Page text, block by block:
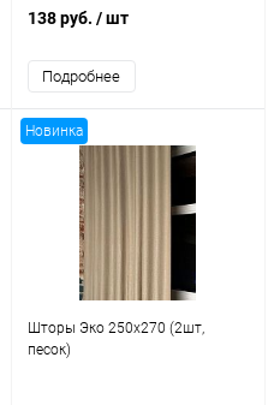
138 руб. / шт
Подробнее
Новинка
Шторы Эко 250x270 (2шт,
песок)